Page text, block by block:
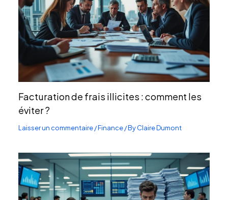
Facturation de frais illicites : comment les
éviter ?
Laisser un commentaire/Finance/ ByClaire Dumont